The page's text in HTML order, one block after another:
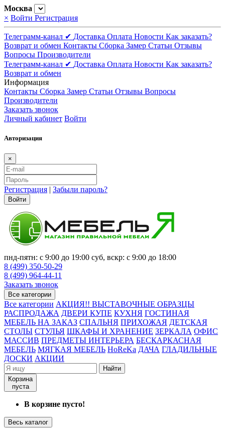
Москва
× Войти Регистрация
Телеграмм-канал ✔ Доставка Оплата Новости Как заказать?
Возврат и обмен Контакты Сборка Замер Статьи Отзывы
Вопросы Производители
Телеграмм-канал ✔ Доставка Оплата Новости Как заказать?
Возврат и обмен
Информация
Контакты Сборка Замер Статьи Отзывы Вопросы
Производители
Заказать звонок
Личный кабинет Войти
Авторизация
×
Регистрация | Забыли пароль?
Войти
пнд-пятн: с 9:00 до 19:00 суб, вскр: с 9:00 до 18:00
8 (499) 350-50-29
8 (499) 964-44-11
Заказать звонок
Все категории
Все категории АКЦИЯ!! ВЫСТАВОЧНЫЕ ОБРАЗЦЫ
РАСПРОДАЖА ДВЕРИ КУПЕ КУХНЯ ГОСТИНАЯ
МЕБЕЛЬ НА ЗАКАЗ СПАЛЬНЯ ПРИХОЖАЯ ДЕТСКАЯ
СТОЛЫ СТУЛЬЯ ШКАФЫ И ХРАНЕНИЕ ЗЕРКАЛА ОФИС
МАССИВ ПРЕДМЕТЫ ИНТЕРЬЕРА БЕСКАРКАСНАЯ
МЕБЕЛЬ МЯГКАЯ МЕБЕЛЬ HoReKa ДАЧА ГЛАДИЛЬНЫЕ
ДОСКИ АКЦИИ
Найти
Корзина
пуста
В корзине пусто!
Весь каталог